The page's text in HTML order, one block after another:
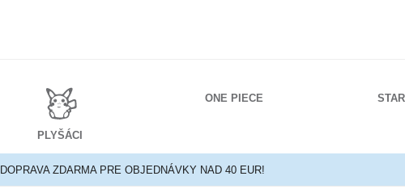
PLYŠÁCI
ONE PIECE
DOPRAVA ZDARMA PRE OBJEDNÁVKY NAD 40 EUR!